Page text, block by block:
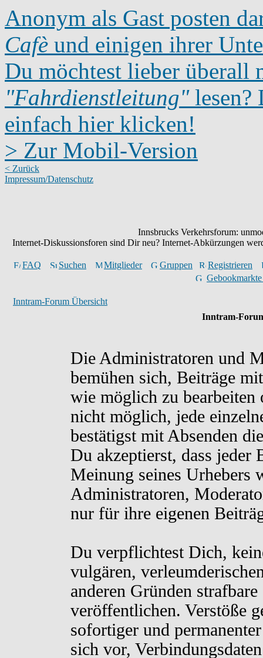
Anonym als Gast posten
Cafè und einigen ihrer
Du möchtest lieber überall
"Fahrdienstleitung"lesen?
einfach hier klicken!
> Zur Mobil-Version
< Zurück
Impressum/Datenschutz
Innsbrucks Verkehrsforum:
Internet-Diskussionsforen sind Dir neu? Internet-Abkürzungen
FAQ Suchen Mitglieder Gruppen
Registrieren
Inntram-Forum Übersicht
Inntram-
Die Administratoren und
bemühen sich, Beiträge
wie möglich zu bearbeiten
nicht möglich, jede
bestätigst mit Absenden
Du akzeptierst, dass jeder
Meinung seines Urhebers
Administratoren,
nur für ihre eigenen
Du verpflichtest Dich,
vulgären,
anderen Gründen
veröffentlichen. Verstöße
sofortiger und
sich vor,